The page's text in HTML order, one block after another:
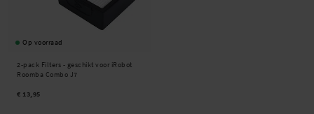
Op voorraad
2-pack Filters - geschikt voor iRobot
Roomba Combo J7
€ 13,95